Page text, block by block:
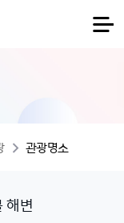
관광명소
해변